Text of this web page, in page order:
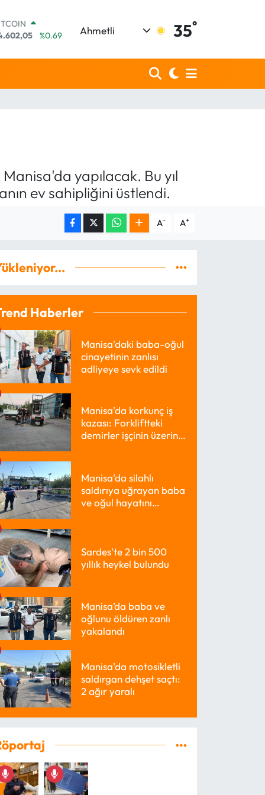
%0.06
%0.02
Ahmetli 35°
yapılacak. Bu yıl
ev sahipliğini üstlendi.
A- A+
Haberler
Manisa'daki baba-oğul
cinayetinin zanlısı
adliyeye sevk edildi
Manisa'da korkunç iş
kazası: Forkliftteki
demirler işçinin üzerine
Manisa'da silahlı
saldırıya uğrayan baba
ve oğul hayatını
Sardes'te 2 bin 500
yıllık heykel bulundu
Manisa’da baba ve
oğlunu öldüren zanlı
yakalandı
Manisa'da motosikletli
saldırgan dehşet saçtı:
2 ağır yaralı